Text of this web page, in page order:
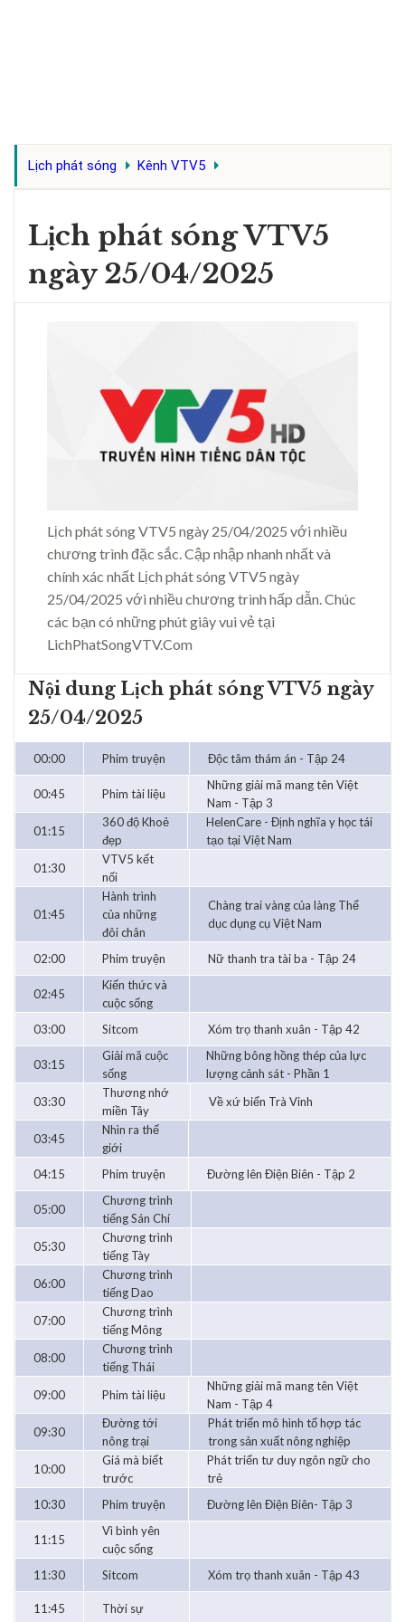
Lịch phát sóng Kênh VTV5
Lịch phát sóng VTV5
ngày 25/04/2025
Lịch phát sóng VTV5 ngày 25/04/2025 với nhiều
chương trình đặc sắc. Cập nhập nhanh nhất và
chính xác nhất Lịch phát sóng VTV5 ngày
25/04/2025 với nhiều chương trình hấp dẫn. Chúc
các bạn có những phút giây vui vẻ tại
LichPhatSongVTV.Com
Nội dung Lịch phát sóng VTV5 ngày
25/04/2025
00:00 Phim truyện Độc tâm thám án - Tập 24
00:45 Phim tài liệu
Những giải mã mang tên Việt
Nam - Tập 3
01:15
360 độ Khoẻ
đẹp
HelenCare - Định nghĩa y học tái
tạo tại Việt Nam
01:30
VTV5 kết
nối
01:45
Hành trình
của những
đôi chân
Chàng trai vàng của làng Thể
dục dụng cụ Việt Nam
02:00 Phim truyện Nữ thanh tra tài ba - Tập 24
02:45
Kiến thức và
cuộc sống
03:00
Sitcom Xóm trọ thanh xuân - Tập 42
03:15
Giải mã cuộc
sống
Những bông hồng thép của lực
lượng cảnh sát - Phần 1
03:30
Thương nhớ
miền Tây
Về xứ biển Trà Vinh
03:45
Nhìn ra thế
giới
04:15
Phim truyện Đường lên Điện Biên - Tập 2
05:00
Chương trình
tiếng Sán Chí
05:30
Chương trình
tiếng Tày
06:00
Chương trình
tiếng Dao
07:00
Chương trình
tiếng Mông
08:00
Chương trình
tiếng Thái
09:00
Phim tài liệu
Những giải mã mang tên Việt
Nam - Tập 4
09:30
Đường tới
nông trại
Phát triển mô hình tổ hợp tác
trong sản xuất nông nghiệp
10:00
Giá mà biết
trước
Phát triển tư duy ngôn ngữ cho
trẻ
10:30
Phim truyện Đường lên Điện Biên- Tập 3
11:15
Vì bình yên
cuộc sống
11:30
Sitcom Xóm trọ thanh xuân - Tập 43
11:45 Thời sự